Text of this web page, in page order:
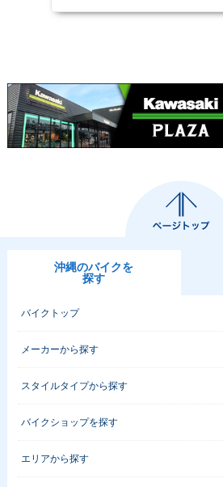
沖縄のバイクを
探す
バイクトップ
メーカーから探す
スタイルタイプから探す
バイクショップを探す
エリアから探す